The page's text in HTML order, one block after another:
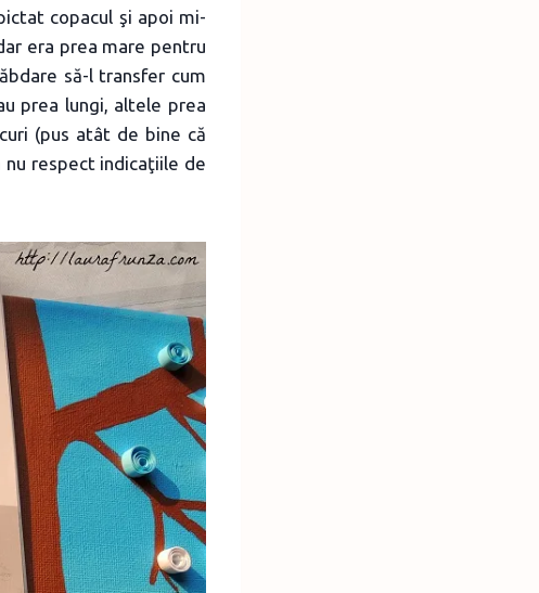
copacul şi apoi mi-
era prea mare pentru
să-l transfer cum
prea lungi, altele prea
(pus atât de bine că
nu respect indicaţiile de